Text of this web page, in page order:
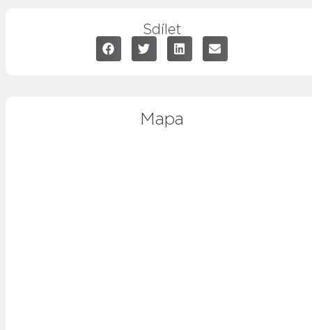
Sdílet
Mapa